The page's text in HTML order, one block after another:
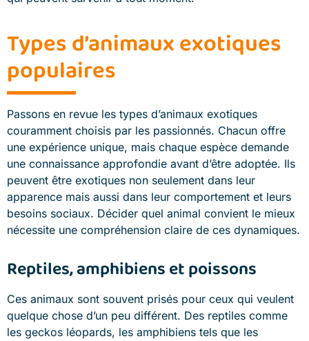
Types d’animaux exotiques
populaires
Passons en revue les types d’animaux exotiques
couramment choisis par les passionnés. Chacun offre
une expérience unique, mais chaque espèce demande
une connaissance approfondie avant d’être adoptée. Ils
peuvent être exotiques non seulement dans leur
apparence mais aussi dans leur comportement et leurs
besoins sociaux. Décider quel animal convient le mieux
nécessite une compréhension claire de ces dynamiques.
Reptiles, amphibiens et poissons
Ces animaux sont souvent prisés pour ceux qui veulent
quelque chose d’un peu différent. Des reptiles comme
les geckos léopards, les amphibiens tels que les